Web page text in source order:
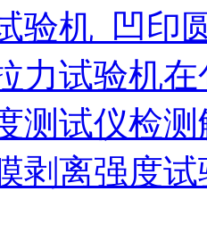
验机_凹印
力试验机
测试仪检
剥离强度